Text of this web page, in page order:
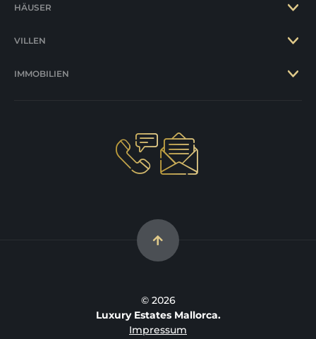
HÄUSER
VILLEN
IMMOBILIEN
© 2026
Luxury Estates Mallorca.
Impressum